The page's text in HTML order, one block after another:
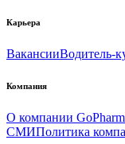
Карьера
ВакансииВодитель-
Компания
О компании GoPharm
СМИПолитика